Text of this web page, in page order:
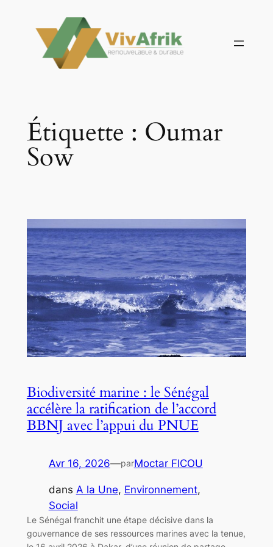
contenu
Étiquette : Oumar
Sow
Biodiversité marine : le Sénégal
accélère la ratification de l’accord
BBNJ avec l’appui du PNUE
Avr 16, 2026—parMoctar FICOU
dans A la Une, Environnement
Social
Le Sénégal franchit une étape décisive dans la
gouvernance de ses ressources marines avec la tenue,